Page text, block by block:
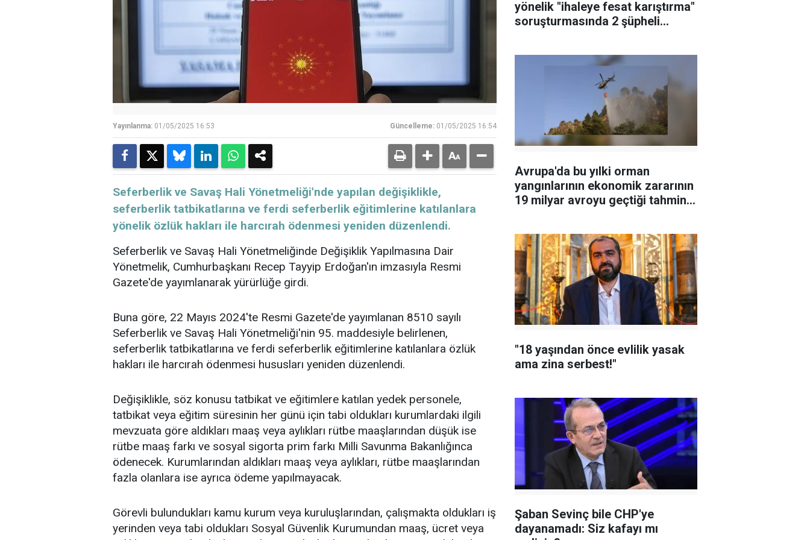
Yayınlanma: 01/05/2025 16:53 Güncelleme: 01/05/2025 16:54
Seferberlik ve Savaş Hali Yönetmeliği'nde yapılan değişiklikle,
seferberlik tatbikatlarına ve ferdi seferberlik eğitimlerine katılanlara
yönelik özlük hakları ile harcırah ödenmesi yeniden düzenlendi.
Seferberlik ve Savaş Hali Yönetmeliğinde Değişiklik Yapılmasına Dair
Yönetmelik, Cumhurbaşkanı Recep Tayyip Erdoğan'ın imzasıyla Resmi
Gazete'de yayımlanarak yürürlüğe girdi.
Buna göre, 22 Mayıs 2024'te Resmi Gazete'de yayımlanan 8510 sayılı
Seferberlik ve Savaş Hali Yönetmeliği'nin 95. maddesiyle belirlenen,
seferberlik tatbikatlarına ve ferdi seferberlik eğitimlerine katılanlara özlük
hakları ile harcırah ödenmesi hususları yeniden düzenlendi.
Değişiklikle, söz konusu tatbikat ve eğitimlere katılan yedek personele,
tatbikat veya eğitim süresinin her günü için tabi oldukları kurumlardaki ilgili
mevzuata göre aldıkları maaş veya aylıkları rütbe maaşlarından düşük ise
rütbe maaş farkı ve sosyal sigorta prim farkı Milli Savunma Bakanlığınca
ödenecek. Kurumlarından aldıkları maaş veya aylıkları, rütbe maaşlarından
fazla olanlara ise ayrıca ödeme yapılmayacak.
Görevli bulundukları kamu kurum veya kuruluşlarından, çalışmakta oldukları iş
yerinden veya tabi oldukları Sosyal Güvenlik Kurumundan maaş, ücret veya
yönelik "ihaleye fesat karıştırma"
soruşturmasında 2 şüpheli
Avrupa'da bu yılki orman
yangınlarının ekonomik zararının
19 milyar avroyu geçtiği tahmin
"18 yaşından önce evlilik yasak
ama zina serbest!"
Şaban Sevinç bile CHP'ye
dayanamadı: Siz kafayı mı